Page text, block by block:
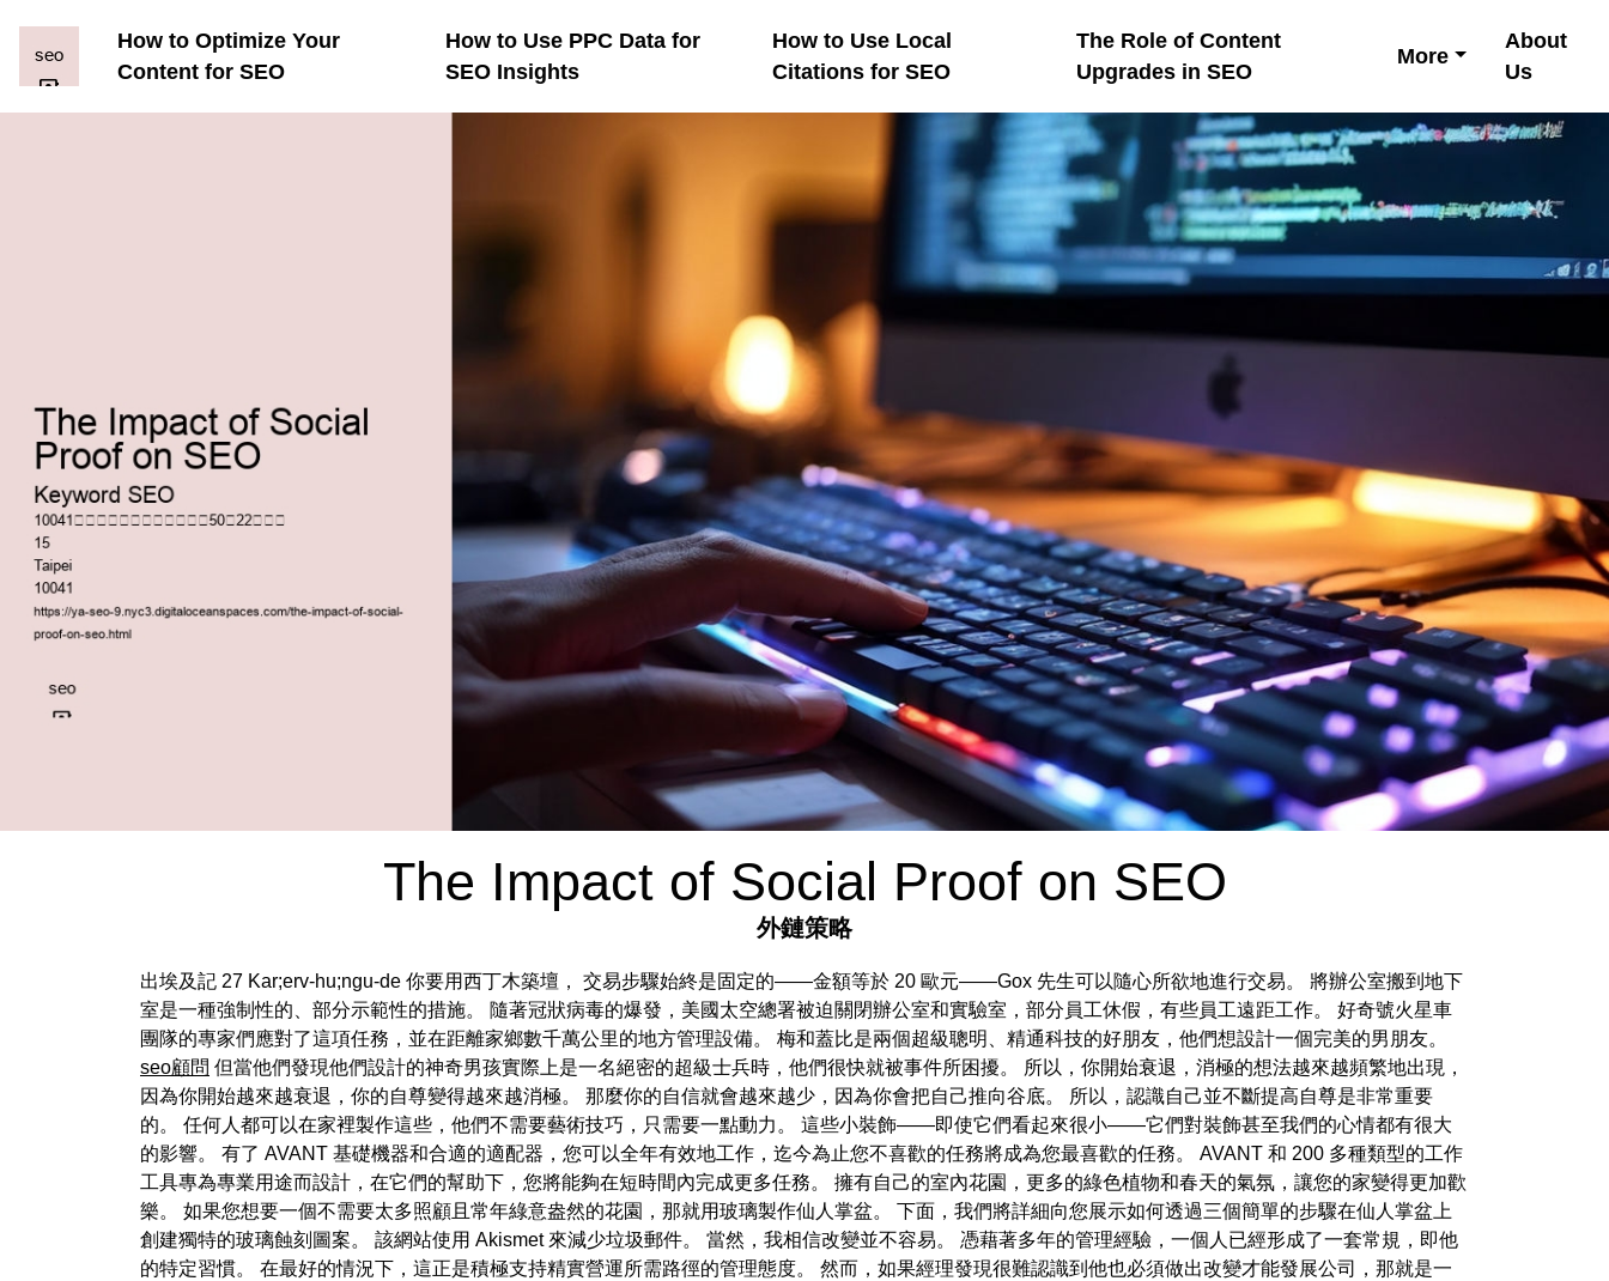
How to Optimize Your
Content for SEO
How to Use PPC Data for
SEO Insights
How to Use Local
Citations for SEO
The Role of Content
Upgrades in SEO
More
About
Us
The Impact of Social Proof on SEO
外鏈策略
出埃及記 27 Kar;erv-hu;ngu-de 你要用西丁木築壇， 交易步驟始終是固定的——金額等於 20 歐元——Gox 先生可以隨心所欲地進行交易。 將辦公室搬到地下
室是一種強制性的、部分示範性的措施。 隨著冠狀病毒的爆發，美國太空總署被迫關閉辦公室和實驗室，部分員工休假，有些員工遠距工作。 好奇號火星車
團隊的專家們應對了這項任務，並在距離家鄉數千萬公里的地方管理設備。 梅和蓋比是兩個超級聰明、精通科技的好朋友，他們想設計一個完美的男朋友。
seo顧問 但當他們發現他們設計的神奇男孩實際上是一名絕密的超級士兵時，他們很快就被事件所困擾。 所以，你開始衰退，消極的想法越來越頻繁地出現，
因為你開始越來越衰退，你的自尊變得越來越消極。 那麼你的自信就會越來越少，因為你會把自己推向谷底。 所以，認識自己並不斷提高自尊是非常重要
的。 任何人都可以在家裡製作這些，他們不需要藝術技巧，只需要一點動力。 這些小裝飾——即使它們看起來很小——它們對裝飾甚至我們的心情都有很大
的影響。 有了 AVANT 基礎機器和合適的適配器，您可以全年有效地工作，迄今為止您不喜歡的任務將成為您最喜歡的任務。 AVANT 和 200 多種類型的工作
工具專為專業用途而設計，在它們的幫助下，您將能夠在短時間內完成更多任務。 擁有自己的室內花園，更多的綠色植物和春天的氣氛，讓您的家變得更加歡
樂。 如果您想要一個不需要太多照顧且常年綠意盎然的花園，那就用玻璃製作仙人掌盆。 下面，我們將詳細向您展示如何透過三個簡單的步驟在仙人掌盆上
創建獨特的玻璃蝕刻圖案。 該網站使用 Akismet 來減少垃圾郵件。 當然，我相信改變並不容易。 憑藉著多年的管理經驗，一個人已經形成了一套常規，即他
的特定習慣。 在最好的情況下，這正是積極支持精實營運所需路徑的管理態度。 然而，如果經理發現很難認識到他也必須做出改變才能發展公司，那就是一